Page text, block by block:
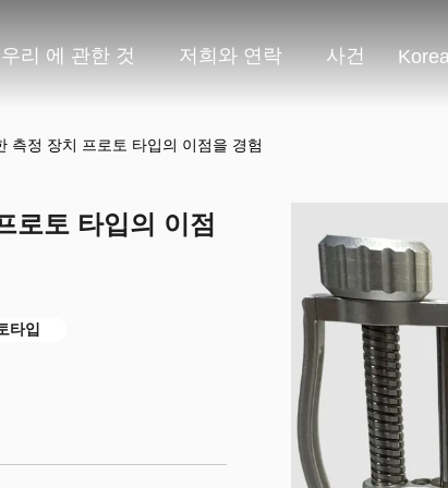
우리 에 관한 것 저희와 연락 사건
측정 장치 프로토 타입의 이점을 경험
로토 타입의 이점
타입